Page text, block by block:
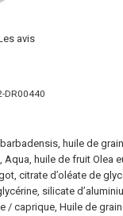
avis
DR00440
huile de
huile de fruit Olea
citrate d’oléate de
silicate
/ caprique, Huile de